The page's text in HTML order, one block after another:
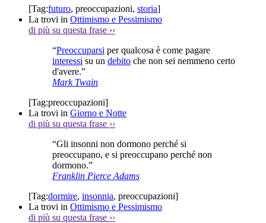
[Tag:futuro, preoccupazioni, storia]
La trovi in Ottimismo e Pessimismo
di più su questa frase ››
“Preoccuparsi per qualcosa è come pagare
interessi su un debito che non sei nemmeno certo
d'avere.”
Mark Twain
[Tag:preoccupazioni]
La trovi in Giorno e Notte
di più su questa frase ››
“Gli insonni non dormono perché si
preoccupano, e si preoccupano perché non
dormono.”
Franklin Pierce Adams
[Tag:dormire, insonnia, preoccupazioni]
La trovi in Ottimismo e Pessimismo
di più su questa frase ››